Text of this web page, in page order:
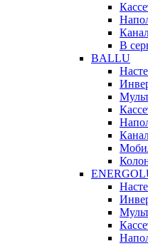
В
BALLU